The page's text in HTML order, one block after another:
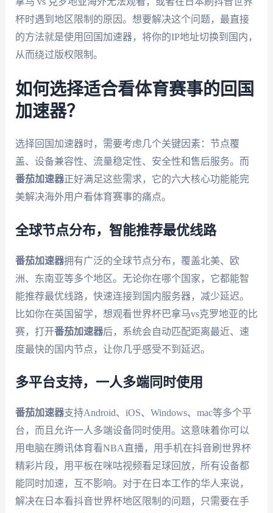
杯时遇到地区限制的原因。想要解决这个问题，最直接
的方法就是使用回国加速器，将你的IP地址切换到国内，
从而绕过版权限制。
如何选择适合看体育赛事的回国
加速器？
选择回国加速器时，需要考虑几个关键因素：节点覆
盖、设备兼容性、流量稳定性、安全性和售后服务。而
番茄加速器正好满足这些需求，它的六大核心功能能完
美解决海外用户看体育赛事的痛点。
全球节点分布，智能推荐最优线路
番茄加速器拥有广泛的全球节点分布，覆盖北美、欧
洲、东南亚等多个地区。无论你在哪个国家，它都能智
能推荐最优线路，快速连接到国内服务器，减少延迟。
比如你在英国留学，想观看世界杯巴拿马vs克罗地亚的比
赛，打开番茄加速器后，系统会自动匹配距离最近、速
度最快的国内节点，让你几乎感受不到延迟。
多平台支持，一人多端同时使用
番茄加速器支持Android、iOS、Windows、mac等多个平
台，而且允许一人多端设备同时使用。这意味着你可以
用电脑在腾讯体育看NBA直播，用手机在抖音刷世界杯
精彩片段，用平板在咪咕视频看足球回放，所有设备都
能同时加速，互不影响。对于在日本工作的华人来说，
解决在日本看抖音世界杯地区限制的问题，只需要在手